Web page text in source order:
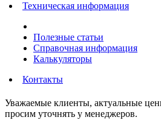
Техническая информация
Полезные статьи
Справочная информация
Калькуляторы
Контакты
Уважаемые клиенты, актуальные
просим уточнять у менеджеров.